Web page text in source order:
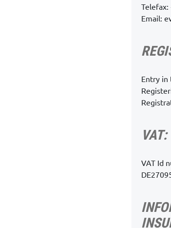
Telefax:
Email:
Entry in
VAT:
VAT Id